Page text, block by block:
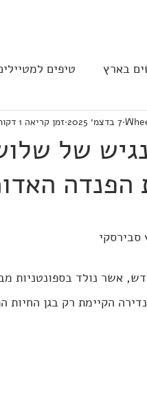
בארץ טיפים
ארה"ב וצפון אמריקה
של
הפנדה
7 בדצמ׳ 2025 זמן קריאה 1 דקות
סבירסקי
אשר נולד בספונטניות
הקיימת רק בגן